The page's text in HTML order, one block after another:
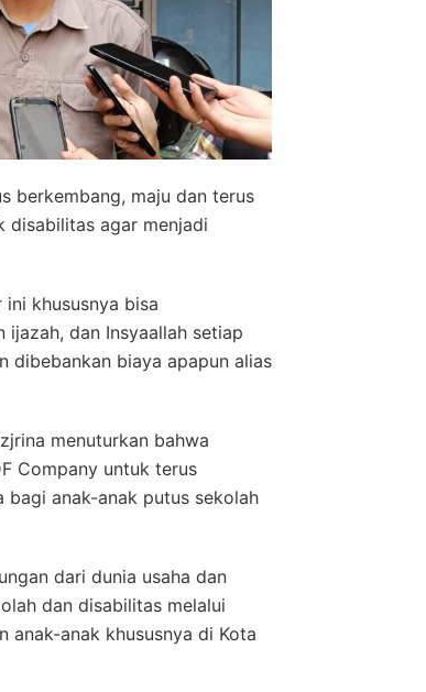
berkembang, maju dan terus
disabilitas agar menjadi
khususnya bisa
dan Insyaallah setiap
dibebankan biaya apapun alias
menuturkan bahwa
Company untuk terus
anak-anak putus sekolah
dari dunia usaha dan
dan disabilitas melalui
anak-anak khususnya di Kota